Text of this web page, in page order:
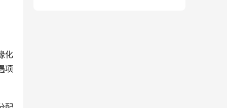
化
项